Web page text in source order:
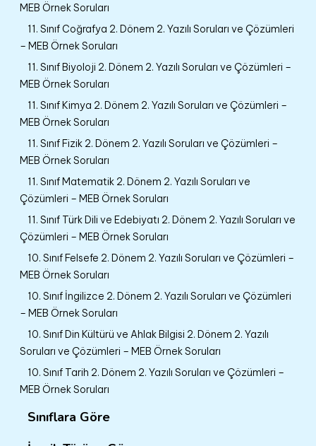
MEB Örnek Soruları
11. Sınıf Coğrafya 2. Dönem 2. Yazılı Soruları ve Çözümleri
– MEB Örnek Soruları
11. Sınıf Biyoloji 2. Dönem 2. Yazılı Soruları ve Çözümleri –
MEB Örnek Soruları
11. Sınıf Kimya 2. Dönem 2. Yazılı Soruları ve Çözümleri –
MEB Örnek Soruları
11. Sınıf Fizik 2. Dönem 2. Yazılı Soruları ve Çözümleri –
MEB Örnek Soruları
11. Sınıf Matematik 2. Dönem 2. Yazılı Soruları ve
Çözümleri – MEB Örnek Soruları
11. Sınıf Türk Dili ve Edebiyatı 2. Dönem 2. Yazılı Soruları ve
Çözümleri – MEB Örnek Soruları
10. Sınıf Felsefe 2. Dönem 2. Yazılı Soruları ve Çözümleri –
MEB Örnek Soruları
10. Sınıf İngilizce 2. Dönem 2. Yazılı Soruları ve Çözümleri
– MEB Örnek Soruları
10. Sınıf Din Kültürü ve Ahlak Bilgisi 2. Dönem 2. Yazılı
Soruları ve Çözümleri – MEB Örnek Soruları
10. Sınıf Tarih 2. Dönem 2. Yazılı Soruları ve Çözümleri –
MEB Örnek Soruları
Sınıflara Göre